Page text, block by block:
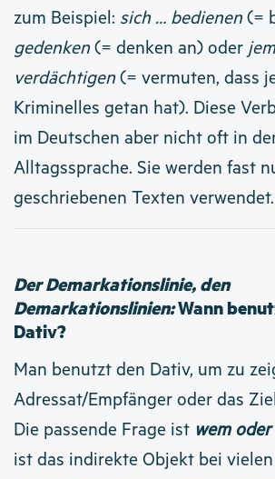
zum Beispiel: sich … bedienen(=
gedenken(= denken an) oder
verdächtigen(= vermuten, dass
Kriminelles getan hat). Diese
im Deutschen aber nicht oft in
Alltagssprache. Sie werden fast
geschriebenen Texten verwendet.
Der Demarkationslinie, den
Demarkationslinien:Wann
Dativ?
Man benutzt den Dativ, um zu
Adressat/Empfänger oder das
Die passende Frage ist wem oder
ist das indirekte Objekt bei